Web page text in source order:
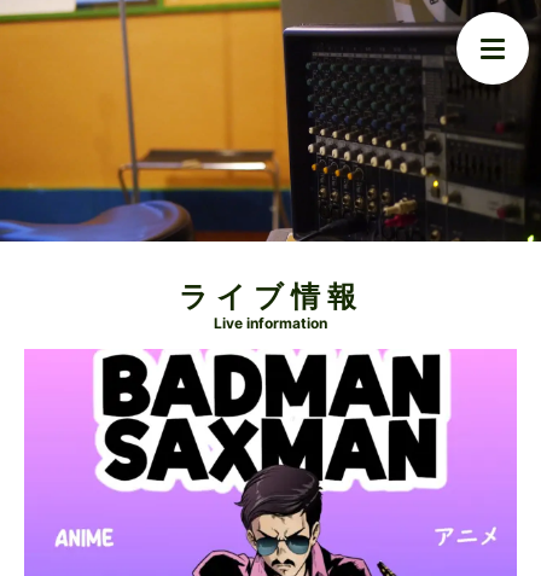
ライブ情報
Live information